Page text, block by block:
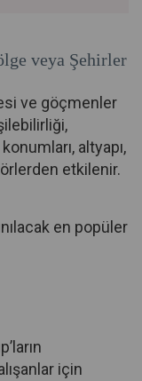
veya Şehirler
ve göçmenler
altyapı,
etkilenir.
en popüler
için